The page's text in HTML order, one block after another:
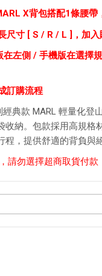
X背包搭配1條腰帶
尺寸 [ S / R / L ]，加入
在左側 / 手機版在選擇
訂購流程
經典款 MARL 輕量化
收納。包款採用高規格
，提供舒適的背負與
請勿選擇超商取貨付款